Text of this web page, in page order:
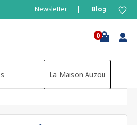
Newsletter Blog
0
La Maison Auzou